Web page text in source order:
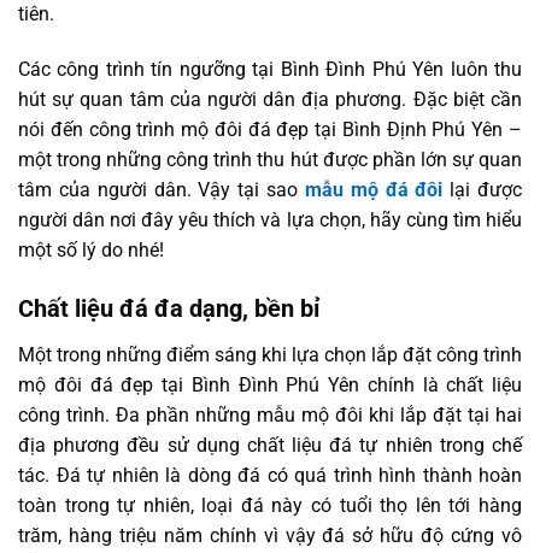
tiên.
Các công trình tín ngưỡng tại Bình Đình Phú Yên luôn thu
hút sự quan tâm của người dân địa phương. Đặc biệt cần
nói đến công trình mộ đôi đá đẹp tại Bình Định Phú Yên –
một trong những công trình thu hút được phần lớn sự quan
tâm của người dân. Vậy tại sao mẫu mộ đá đôi lại được
người dân nơi đây yêu thích và lựa chọn, hãy cùng tìm hiểu
một số lý do nhé!
Chất liệu đá đa dạng, bền bỉ
Một trong những điểm sáng khi lựa chọn lắp đặt công trình
mộ đôi đá đẹp tại Bình Đình Phú Yên chính là chất liệu
công trình. Đa phần những mẫu mộ đôi khi lắp đặt tại hai
địa phương đều sử dụng chất liệu đá tự nhiên trong chế
tác. Đá tự nhiên là dòng đá có quá trình hình thành hoàn
toàn trong tự nhiên, loại đá này có tuổi thọ lên tới hàng
trăm, hàng triệu năm chính vì vậy đá sở hữu độ cứng vô